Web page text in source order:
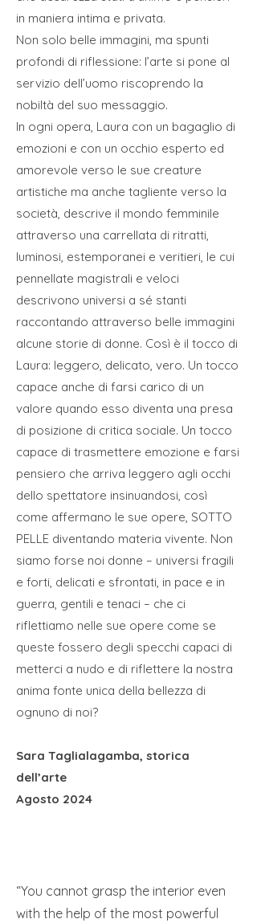
in maniera intima e privata.
Non solo belle immagini, ma spunti
profondi di riflessione: l’arte si pone al
servizio dell’uomo riscoprendo la
nobiltà del suo messaggio.
In ogni opera, Laura con un bagaglio di
emozioni e con un occhio esperto ed
amorevole verso le sue creature
artistiche ma anche tagliente verso la
società, descrive il mondo femminile
attraverso una carrellata di ritratti,
luminosi, estemporanei e veritieri, le cui
pennellate magistrali e veloci
descrivono universi a sé stanti
raccontando attraverso belle immagini
alcune storie di donne. Così è il tocco di
Laura: leggero, delicato, vero. Un tocco
capace anche di farsi carico di un
valore quando esso diventa una presa
di posizione di critica sociale. Un tocco
capace di trasmettere emozione e farsi
pensiero che arriva leggero agli occhi
dello spettatore insinuandosi, così
come affermano le sue opere, SOTTO
PELLE diventando materia vivente. Non
siamo forse noi donne – universi fragili
e forti, delicati e sfrontati, in pace e in
guerra, gentili e tenaci – che ci
riflettiamo nelle sue opere come se
queste fossero degli specchi capaci di
metterci a nudo e di riflettere la nostra
anima fonte unica della bellezza di
ognuno di noi?
Sara Taglialagamba, storica
dell’arte
Agosto 2024
“You cannot grasp the interior even
with the help of the most powerful